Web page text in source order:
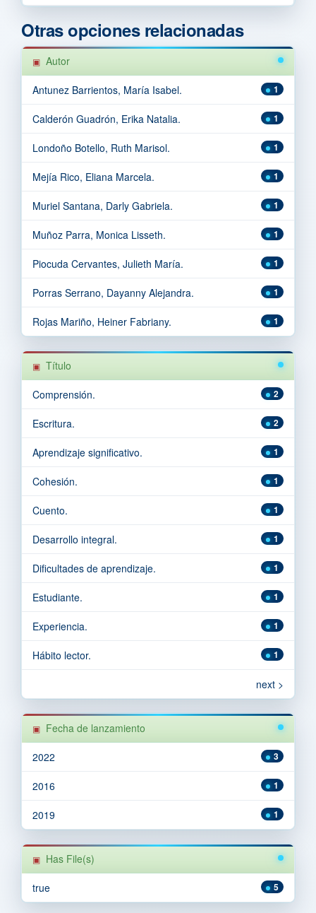
Otras opciones relacionadas
Autor
1
Antunez Barrientos, María Isabel.
1
Calderón Guadrón, Erika Natalia.
1
Londoño Botello, Ruth Marisol.
1
Mejía Rico, Eliana Marcela.
1
Muriel Santana, Darly Gabriela.
1
Muñoz Parra, Monica Lisseth.
1
Piocuda Cervantes, Julieth María.
1
Porras Serrano, Dayanny Alejandra.
1
Rojas Mariño, Heiner Fabriany.
Título
2
Comprensión.
2
Escritura.
1
Aprendizaje significativo.
1
Cohesión.
1
Cuento.
1
Desarrollo integral.
1
Dificultades de aprendizaje.
1
Estudiante.
1
Experiencia.
1
Hábito lector.
next >
Fecha de lanzamiento
3
2022
1
2016
1
2019
Has File(s)
5
true